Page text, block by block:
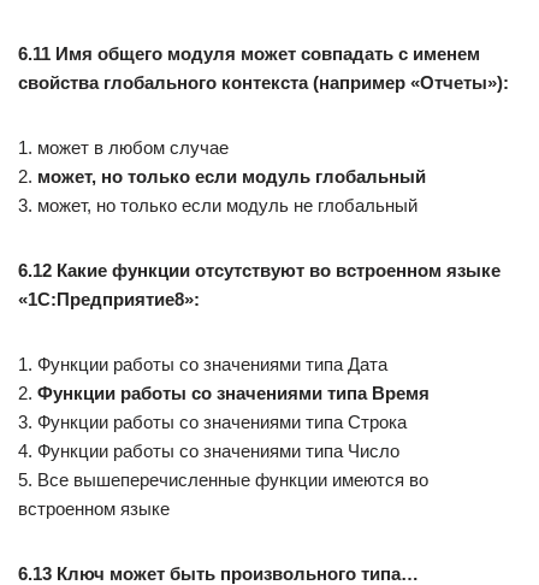
6.11 Имя общего модуля может совпадать с именем
свойства глобального контекста (например «Отчеты»):
1. может в любом случае
2. может, но только если модуль глобальный
3. может, но только если модуль не глобальный
6.12 Какие функции отсутствуют во встроенном языке
«1С:Предприятие8»:
1. Функции работы со значениями типа Дата
2. Функции работы со значениями типа Время
3. Функции работы со значениями типа Строка
4. Функции работы со значениями типа Число
5. Все вышеперечисленные функции имеются во
встроенном языке
6.13 Ключ может быть произвольного типа…